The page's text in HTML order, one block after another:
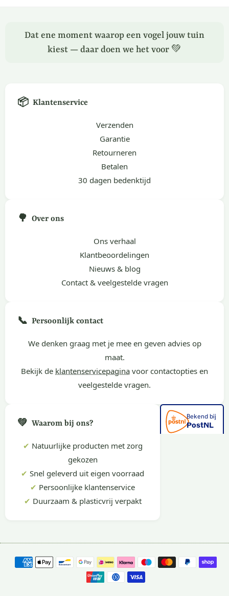
Dat ene moment waarop een vogel jouw tuin
kiest — daar doen we het voor 💚
📦 Klantenservice
Verzenden
Garantie
Retourneren
Betalen
30 dagen bedenktijd
🌳 Over ons
Ons verhaal
Klantbeoordelingen
Nieuws & blog
Contact & veelgestelde vragen
📞 Persoonlijk contact
We denken graag met je mee en geven advies op
maat.
Bekijk de klantenservicepagina voor contactopties en
veelgestelde vragen.
💚 Waarom bij ons?
✔ Natuurlijke producten met zorg
gekozen
✔ Snel geleverd uit eigen voorraad
✔ Persoonlijke klantenservice
✔ Duurzaam & plasticvrij verpakt